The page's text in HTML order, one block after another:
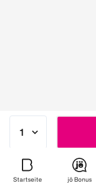
Startseite jö Bonus